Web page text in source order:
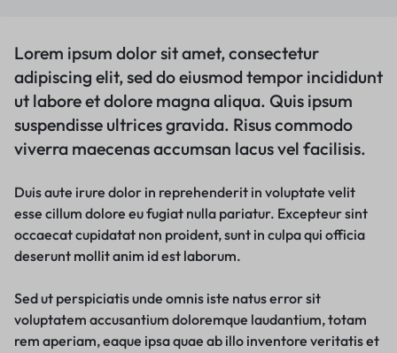
Lorem ipsum dolor sit amet, consectetur
adipiscing elit, sed do eiusmod tempor incididunt
ut labore et dolore magna aliqua. Quis ipsum
suspendisse ultrices gravida. Risus commodo
viverra maecenas accumsan lacus vel facilisis.
Duis aute irure dolor in reprehenderit in voluptate velit
esse cillum dolore eu fugiat nulla pariatur. Excepteur sint
occaecat cupidatat non proident, sunt in culpa qui officia
deserunt mollit anim id est laborum.
Sed ut perspiciatis unde omnis iste natus error sit
voluptatem accusantium doloremque laudantium, totam
rem aperiam, eaque ipsa quae ab illo inventore veritatis et